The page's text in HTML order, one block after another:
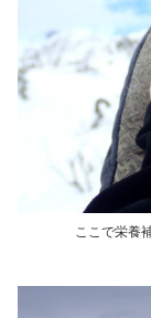
ここで栄養